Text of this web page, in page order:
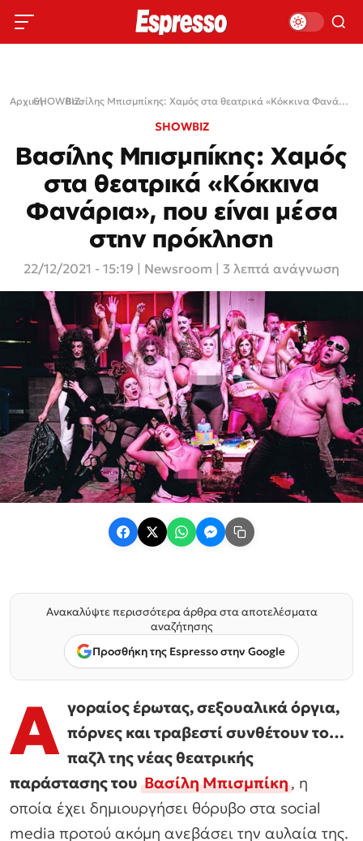
Αρχική›
SHOWBIZ› Βασίλης Μπισμπίκης: Χαμός στα θεατρικά «Κόκκινα Φανάρια», που είναι μέσα στην πρόκληση
SHOWBIZ
Βασίλης Μπισμπίκης: Χαμός
στα θεατρικά «Κόκκινα
Φανάρια», που είναι μέσα
στην πρόκληση
22/12/2021 - 15:19 Newsroom | 3 λεπτά ανάγνωση
Ανακαλύψτε περισσότερα άρθρα στα αποτελέσματα
αναζήτησης
Προσθήκη της Espresso στην Google
Α γοραίος έρωτας, σεξουαλικά όργια,
πόρνες και τραβεστί συνθέτουν το…
παζλ της νέας θεατρικής
παράστασης του Βασίλη Μπισμπίκη, η
οποία έχει δημιουργήσει θόρυβο στα social
media προτού ακόμη ανεβάσει την αυλαία της.